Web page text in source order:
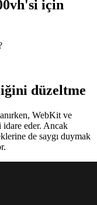
için
düzeltme
WebKit ve
idare eder. Ancak